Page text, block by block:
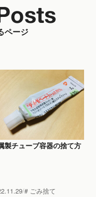
ページ
製チューブ容器の捨て方
ごみ捨て